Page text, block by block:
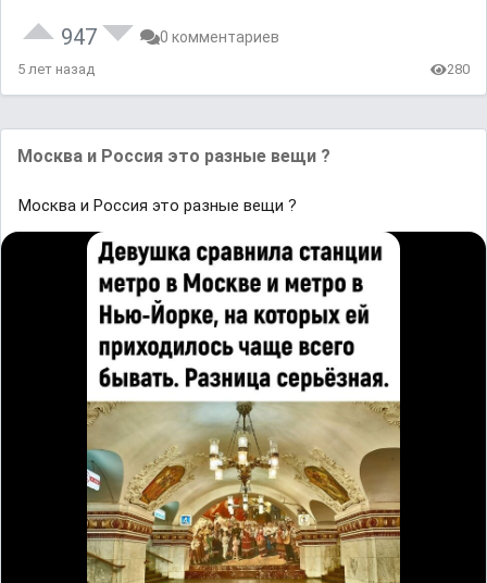
947 0 комментариев
5 лет назад 280
Москва и Россия это разные вещи ?
Москва и Россия это разные вещи ?